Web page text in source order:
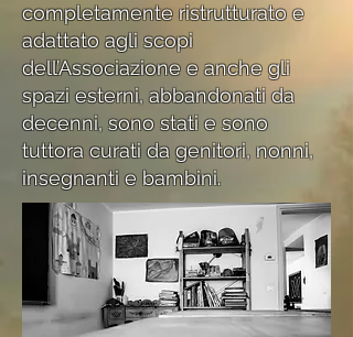
completamente ristrutturato e
adattato agli scopi
dell’Associazione e anche gli
spazi esterni, abbandonati da
decenni, sono stati e sono
tuttora curati da genitori, nonni,
insegnanti e bambini.